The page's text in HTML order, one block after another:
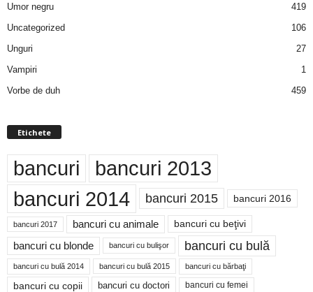
Umor negru
419
Uncategorized
106
Unguri
27
Vampiri
1
Vorbe de duh
459
Etichete
bancuri bancuri 2013
bancuri 2014 bancuri 2015 bancuri 2016
bancuri 2017 bancuri cu animale bancuri cu beţivi
bancuri cu blonde bancuri cu bulişor bancuri cu bulă
bancuri cu bulă 2014 bancuri cu bulă 2015 bancuri cu bărbaţi
bancuri cu copii bancuri cu doctori bancuri cu femei